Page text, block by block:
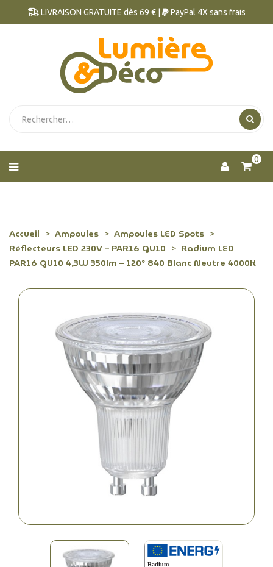
LIVRAISON GRATUITE dès 69 € | PayPal 4X sans frais
0
Accueil Ampoules
Ampoules LED Spots
Réflecteurs LED 230V – PAR16 GU10
Radium LED
PAR16 GU10 4,3W 350lm – 120° 840 Blanc Neutre 4000K